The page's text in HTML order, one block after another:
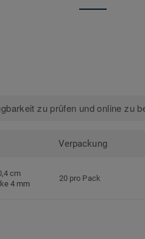
zu prüfen und online zu
Verpackung
cm
4 mm
20 pro Pack